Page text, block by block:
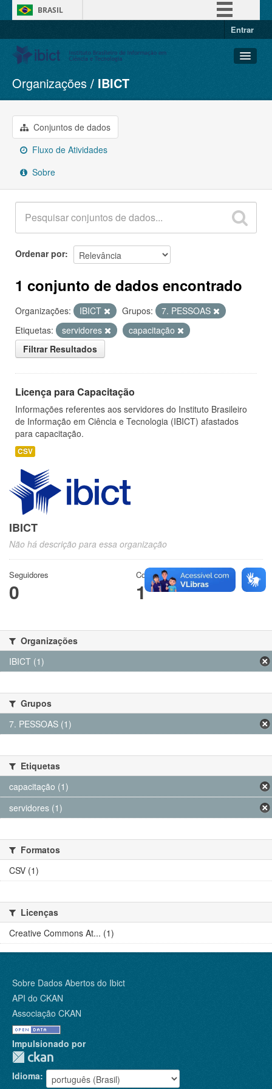
BRASIL
Entrar
Conjuntos de dados
Organizações
Grupos
Sobre
Organizações IBICT
Conjuntos de dados
Fluxo de Atividades
Sobre
Ordenar por
1 conjunto de dados encontrado
Organizações: IBICT Grupos:
7. PESSOAS
Etiquetas:
servidores
capacitação
Filtrar Resultados
Licença para Capacitação
Informações referentes aos servidores do Instituto Brasileiro
de Informação em Ciência e Tecnologia (IBICT) afastados
para capacitação.
CSV
IBICT
Não há descrição para essa organização
Seguidores
0
Conjuntos de dados
1
Organizações
IBICT (1)
Grupos
7. PESSOAS (1)
Etiquetas
capacitação (1)
servidores (1)
Formatos
CSV (1)
Licenças
Creative Commons At... (1)
Sobre Dados Abertos do Ibict
API do CKAN
Associação CKAN
Impulsionado por
Idioma